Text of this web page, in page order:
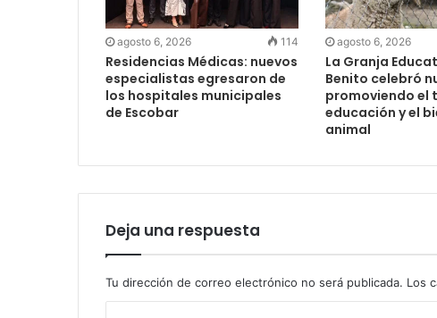
agosto 6, 2026 114
Residencias Médicas: nuevos
especialistas egresaron de
los hospitales municipales
de Escobar
agosto 6, 2026
La Granja
Benito celebró
promoviendo el
educación y el
animal
Deja una respuesta
Tu dirección de correo electrónico no será publicada. Los